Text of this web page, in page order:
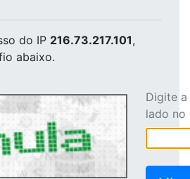
do IP 216.73.217.101,
abaixo.
Digite
lado no